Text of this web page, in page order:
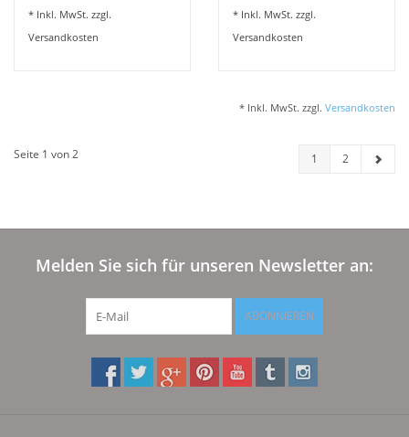
* Inkl. MwSt. zzgl.
Versandkosten
* Inkl. MwSt. zzgl.
Versandkosten
* Inkl. MwSt. zzgl. Versandkosten
Seite 1 von 2 1 2
Melden Sie sich für unseren Newsletter an:
ABONNIEREN